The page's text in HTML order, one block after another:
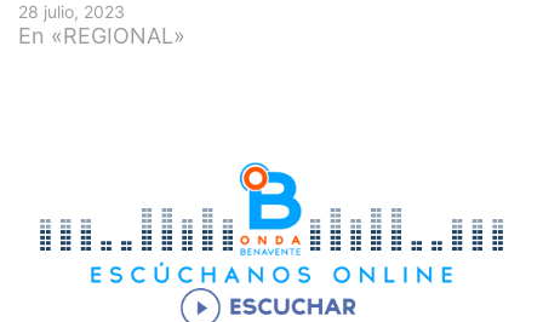
28 julio, 2023
En «REGIONAL»